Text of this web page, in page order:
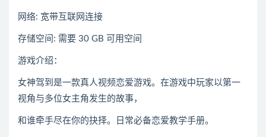
网络: 宽带互联网连接
存储空间: 需要 30 GB 可用空间
游戏介绍：
女神驾到是一款真人视频恋爱游戏。在游戏中玩家以第一
视角与多位女主角发生的故事，
和谁牵手尽在你的抉择。日常必备恋爱教学手册。